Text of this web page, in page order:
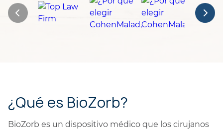
¿Qué es BioZorb?
BioZorb es un dispositivo médico que los cirujanos